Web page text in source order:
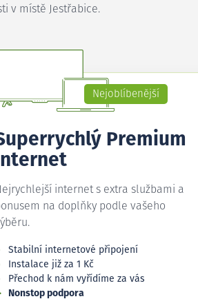
v místě Jestřabice.
Nejoblíbenější
Premium
Internet
internet s extra službami a
na doplňky podle vašeho
Stabilní internetové připojení
Instalace již za 1 Kč
Přechod k nám vyřídíme za vás
Nonstop podpora